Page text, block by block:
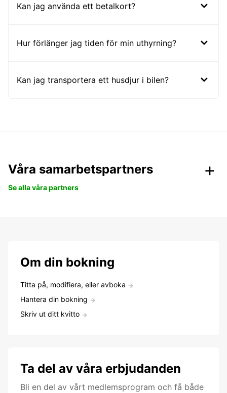
Kan jag använda ett betalkort?
Hur förlänger jag tiden för min uthyrning?
Kan jag transportera ett husdjur i bilen?
Våra samarbetspartners
Se alla våra partners
Om din bokning
Titta på, modifiera, eller avboka
Hantera din bokning
Skriv ut ditt kvitto
Ta del av våra erbjudanden
Bli en del av vårt medlemsprogram och få både